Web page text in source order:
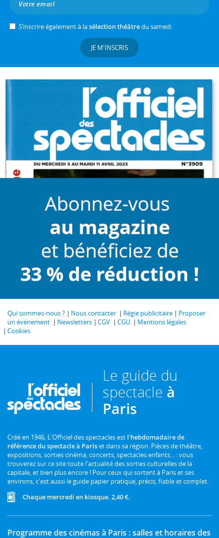
S’inscrire également à lasélection théâtredu samedi
JE M'INSCRIS
Qui sommes-nous ? Nous contacter Régie publicitaire
Proposer
un événement
Newsletters CGV CGU
Mentions légales
Cookies
Le guide du
spectacle à
Paris
Créé en 1946, L'Officiel des spectacles est l'hebdomadaire de
référence du spectacle à Pariset dans sa région. Pièces de théâtre,
expositions, sorties cinéma, concerts, spectacles enfants... : vous
trouverez sur ce site toute l'actualité des sorties culturelles de la
capitale, et bien plus encore ! Pour ceux qui sortent à Paris et ses
environs, c'est aussi le guide papier pratique, précis, fiable et complet.
Chaque mercredi en kiosque. 2,40 €.
Programme des cinémas à Paris : salles et horaires des